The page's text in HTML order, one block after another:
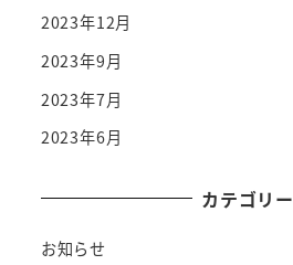
2023年12月
2023年9月
2023年7月
2023年6月
カテゴリー
お知らせ